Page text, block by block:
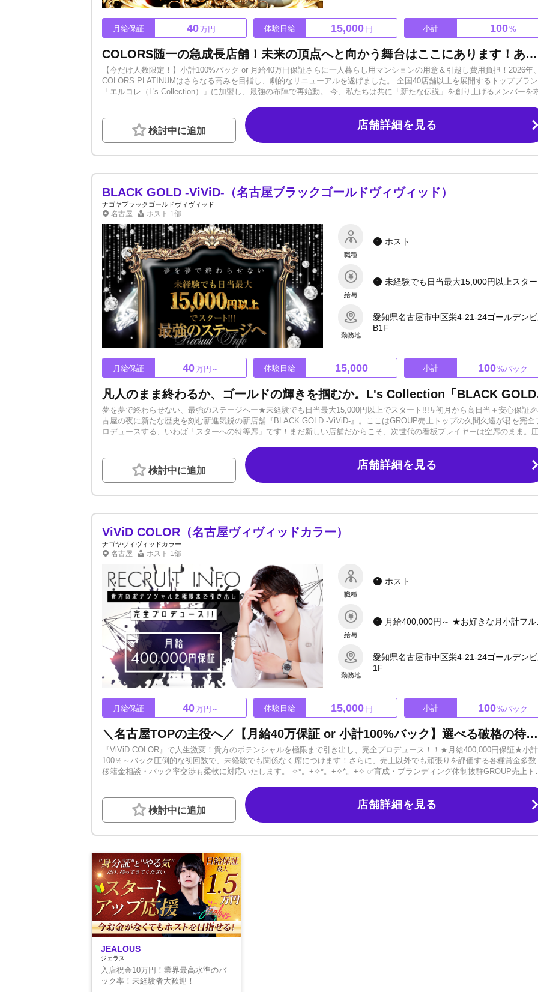
月給保証 40万円 体験日給 15,000 円 小計 100%
COLORS随一の急成長店舗！未来の頂点へと向かう舞台はここにあります！あなたという原石を輝かせる場所「COLORS PLATINUM」
【今だけ人数限定！】小計100%バック or 月給40万円保証さらに一人暮らし用マンションの用意＆引越し費用負担！2026年、
COLORS PLATINUMはさらなる高みを目指し、劇的なリニューアルを遂げました。 全国40店舗以上を展開するトップブラ
「エルコレ（L's Collection）」に加盟し、最強の布陣で再始動。 今、私たちは共に「新たな伝説」を創り上げるメンバーを
る最強の教育システム。名古屋・栄の地で、君という原石を最高級の輝きへと磨き上げます。情熱と覚悟があるなら、まず
験入店で私たちの「本気」を肌で感じてください。 真っさらな状態のここから、日本一の景色を一緒に見にいきましょう。あ
なたという原石を輝かせます！！
検討中に追加 店舗詳細を見る
BLACK GOLD -ViViD-（名古屋ブラックゴールドヴィヴィッド）
ナゴヤブラックゴールドヴィヴィッド
名古屋 ホスト 1部
職種
ホスト
給与
勤務地
愛知県名古屋市中区栄4-21-24ゴールデン
B1F
月給保証 40万円～ 体験日給 15,000 小計 100%バック
凡人のま
夢を夢で終わらせない、最強のステージへー★未経験でも日当最大15,000円以上でスタート!!!↳初月から高日当＋安心保証🎉
古屋の夜に新たな歴史を刻む新進気鋭の新店舗『BLACK GOLD -ViViD-』。ここはGROUP売上トップの久間久遠が君を完全
ロデュースする、いわば「スターへの特等席」です！まだ新しい店舗だからこそ、次世代の看板プレイヤーは空席のまま。
ック or 月給40万円保証【体験入店】日給最大15,000円以上（即日支給） 経験者は優遇スタート可能！ 今だけ日当保証UP＋
店祝金プレゼント🎉 ◆即入寮可能な寮完備◆一人暮らし用マンションの用意◆引越し費用負担◆全額日払い可能◆独立支援・
就職支援制度あり安心して仕事に集中できるよう、生活面のサポートは惜しみません。仕事も遊びも全力で楽しむのがエル
♪꙳✧˖°⌖꙳✧˖°⌖꙳✧˖°⌖꙳✧˖°必要なのは「今、ここで輝く」という覚悟だけ。お酒がNGでもOK！！無理に飲ませることはありま
ます。定休日や有給制度なども充実しています。秘密厳守！！ 専属のソリューション部門があり、悩み相談も情報漏洩なしで
対応いたします。当店はまだ何者でもないアナタが輝きを手にするための場所です。名古屋の頂点を目指して、共に駆け上が
ましょう。まずは体験入店から、お気軽にお越しください！
検討中に追加 店舗詳細を見る
ViViD COLOR（名古屋ヴィヴィッドカラー）
ナゴヤヴィヴィッドカラー
名古屋 ホスト 1部
職種
ホスト
給与
勤務地
愛知県名古屋市中区栄4-21-24ゴールデン
1F
月給保証 40万円～ 体験日給 15,000 円 小計 100%バック
＼名古屋TOPの主役へ／【月給40万保証 or 小計100%バック】選べる破格の待遇！GROUP売上No.1の実績店！初回数が多くチャンス多数🔥君の人生を劇的に塗り替えろ！
『ViViD COLOR』で人生激変！貴方のポテンシャルを極限まで引き出し、完全プロデュース！！★月給400,000円保証★小計
100％～バック圧倒的な初回数で、未経験でも関係なく席につけます！さらに、売上以外でも頑張りを評価する各種賞金多数
移籍金相談・バック率交渉も柔軟に対応いたします。 ✧*。+✧*。+✧*。+✧ ✅育成・ブランディング体制抜群GROUP売上ト
売れるための多角化戦略を徹底。運営陣も一人ひとりに合わせたマネジメントを行います！✅お酒が飲めなくてもOK当店で
お酒を「売上のためのツールの一つ」と捉えており、ノンアルコールでもトッププレイヤーになれる教育体制があります。暴
力・暴言は一切なし。プロとしての切磋琢磨できる環境を整えています。✅リフレッシュ休暇あり正月、GW、盆休み。しっ
り休み、全力で遊ぶのがエルカラ流！年2回社員旅行（国内・海外）などお楽しみ企画も多数ご用意しています♪ 「理想の自
分」は、待っているだけでは手に入りません。ここは、まだ何色でもない貴方を、夜の街で最も輝く「主役」へと塗り替え
みませんか？「自分らしく、突き抜ける」 そのための準備はすべて整いました。あとは、貴方が一歩踏み出すだけです。ご応
募お待ちしております。
検討中に追加 店舗詳細を見る
JEALOUS
ジェラス
入店祝金10万円！業界最高水準のバ
ック率！未経験者大歓迎！